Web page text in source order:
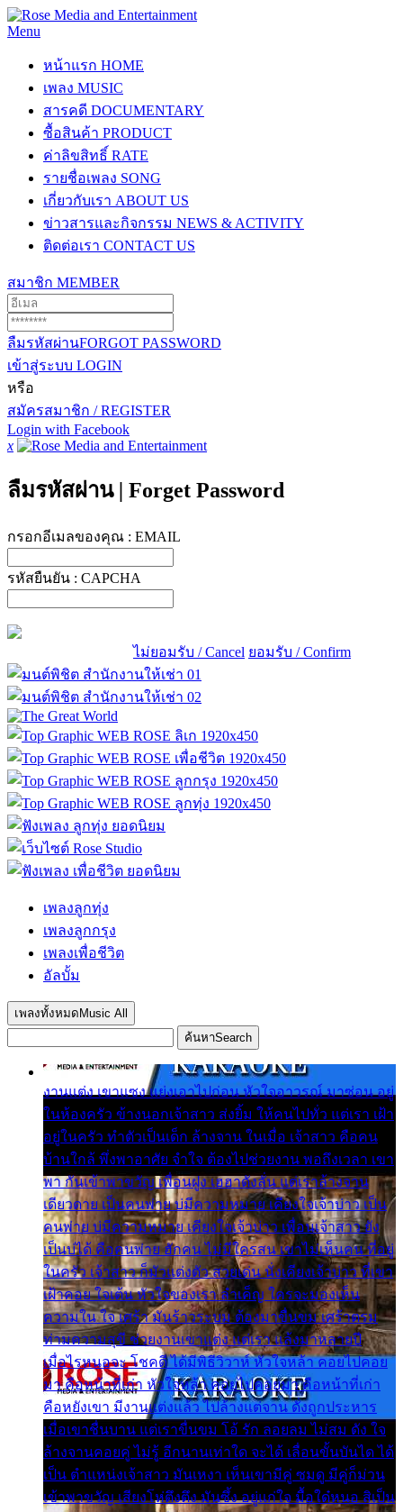
Menu
หน้าแรก HOME
เพลง MUSIC
สารคดี DOCUMENTARY
ซื้อสินค้า PRODUCT
ค่าลิขสิทธิ์ RATE
รายชื่อเพลง SONG
เกี่ยวกับเรา ABOUT US
ข่าวสารและกิจกรรม NEWS & ACTIVITY
ติดต่อเรา CONTACT US
สมาชิก MEMBER
ลืมรหัสผ่านFORGOT PASSWORD
เข้าสู่ระบบ LOGIN
หรือ
สมัครสมาชิก / REGISTER
Login with Facebook
x
ลืมรหัสผ่าน | Forget Password
กรอกอีเมลของคุณ : EMAIL
รหัสยืนยัน : CAPCHA
ไม่ยอมรับ / Cancel ยอมรับ / Confirm
เพลงลูกทุ่ง
เพลงลูกกรุง
เพลงเพื่อชีวิต
อัลบั้ม
เพลงทั้งหมด Music All
ค้นหาSearch
งานแต่ง เขาแซง แย่งเอาไปก่อน หัวใจอาวรณ์ มาซ่อน อยู่
ในห้องครัว ข้างนอกเจ้าสาว ส่งยิ้ม ให้คนไปทั่ว แต่เรา เฝ้า
อยู่ในครัว ทำตัวเป็นเด็ก ล้างจาน ในเมื่อ เจ้าสาว คือคน
บ้านใกล้ พึ่งพาอาศัย จำใจ ต้องไปช่วยงาน พอถึงเวลา เขา
พา กันเข้าพาขวัญ เพื่อนฝูง เฮฮาดังลั่น แต่เราล้างจาน
เดียวดาย เป็นคนพ่าย บ่มีความหมาย เคียงใจเจ้าบ่าว เป็น
คนพ่าย บ่มีความหมาย เคียงใจเจ้าบ่าว เพื่อนเจ้าสาว ยัง
เป็นบ่ได้ คือคนพ่าย ฮักคน ไม่มีใครสน เขาไม่เห็นคน ที่อยู่
ในครัว เจ้าสาว ก็มัวแต่งตัว สวยเด่น นั่งเคียงเจ้าบ่าว ที่เขา
เฝ้าคอย ใจเต้น หัวใจของเรา ลำเค็ญ ใครจะมองเห็น
ความใน ใจ เศร้า มันร้าวระบม ต้องมาขื่นขม เศร้าตรม
ท่ามความสุขี ช่วยงานเขาแต่ง แต่เรา แล้งมาหลายปี
เมื่อไรหนอจะ โชคดี ได้มีพิธีวิวาห์ หัวใจหล้า คอยไปคอย
มา คือหน้าที่เก่า หัวใจหล้า คอยไปคอยมา คือหน้าที่เก่า
คือหยังเขา มีงานแต่งแล้ว ไปล้างแต่จาน ดั่งถูกประหาร
เมื่อเขาชื่นบาน แต่เราขื่นขม โอ้ รัก ลอยลม ไม่สม ดัง ใจ
ล้างจานคอยคู่ ไม่รู้ อีกนานเท่าใด จะได้ เลื่อนขั้นบันได ได้
เป็น ตำแหน่งเจ้าสาว มันเหงา เห็นเขามีคู่ ซมดู มีคู่ก็ม่วน
เข้าพาขวัญ เสียงโห่ตึงตึง มันซึ้ง อยู่แก่ใจ มื้อใด๋หนอ สิเป็น